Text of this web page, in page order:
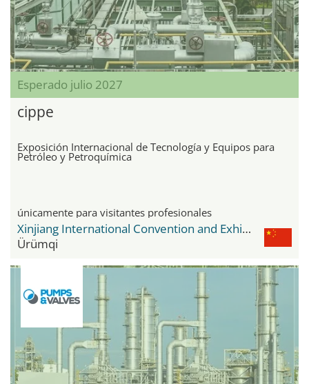
Esperado julio 2027
cippe
Exposición Internacional de Tecnología y Equipos para
Petróleo y Petroquímica
únicamente para visitantes profesionales
Xinjiang International Convention and Exhibition Center
Ürümqi